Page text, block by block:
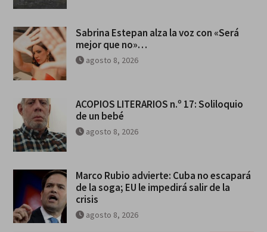
Sabrina Estepan alza la voz con «Será
mejor que no»…
agosto 8, 2026
ACOPIOS LITERARIOS n.º 17: Soliloquio
de un bebé
agosto 8, 2026
Marco Rubio advierte: Cuba no escapará
de la soga; EU le impedirá salir de la
crisis
agosto 8, 2026